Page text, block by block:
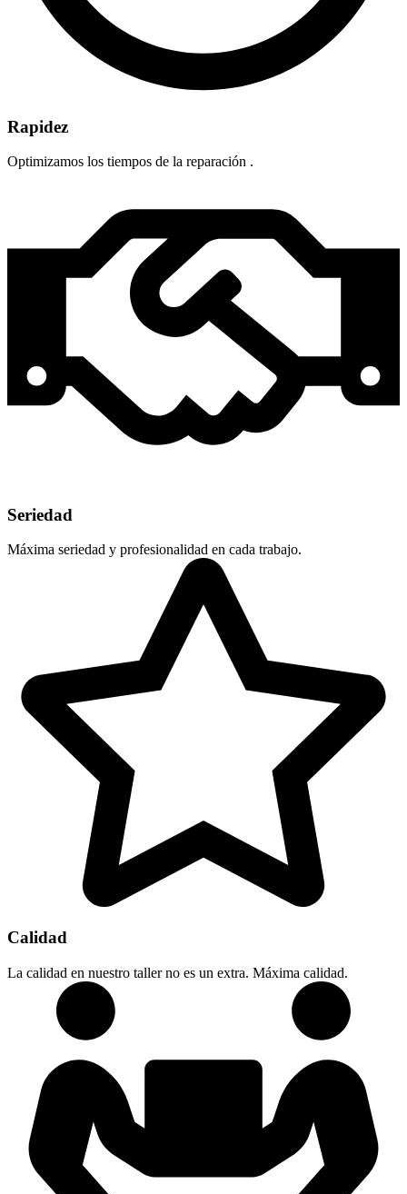
Rapidez
Optimizamos los tiempos de la reparación .
Seriedad
Máxima seriedad y profesionalidad en cada trabajo.
Calidad
La calidad en nuestro taller no es un extra. Máxima calidad.